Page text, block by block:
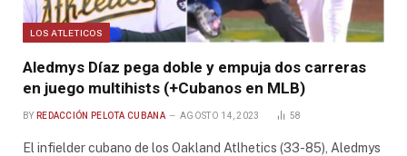
LOS ATLETICOS
Aledmys Díaz pega doble y empuja dos carreras
en juego multihists (+Cubanos en MLB)
BY REDACCIÓN PELOTA CUBANA AGOSTO 14, 2023 58
El infielder cubano de los Oakland Atlhetics (33-85), Aledmys